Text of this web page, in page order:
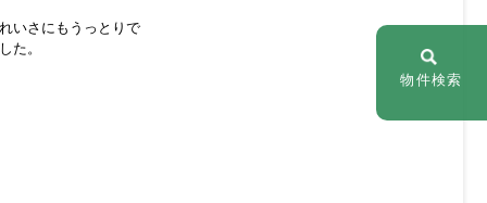
いさにもうっとりで
た。
物件検索